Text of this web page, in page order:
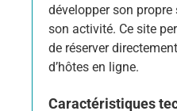
développer son
son activité. Ce site
de réserver
d’hôtes en ligne.
Caractéristiques